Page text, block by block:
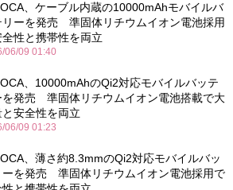
、ケーブル内蔵の10000mAhモバイルバ
リーを発売 準固体リチウムイオン電池採用
全性と携帯性を両立
06/09 01:40
、10000mAhのQi2対応モバイルバッテ
を発売 準固体リチウムイオン電池搭載で大
安全性を両立
06/09 01:23
、薄さ約8.3mmのQi2対応モバイルバッ
ーを発売 準固体リチウムイオン電池採用で